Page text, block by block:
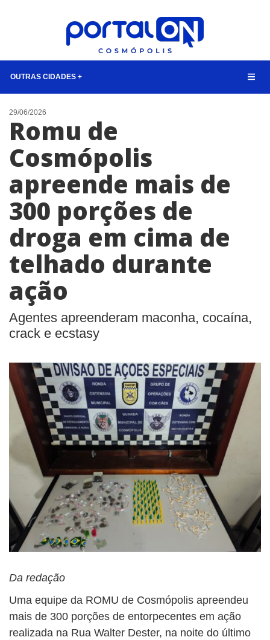
OUTRAS CIDADES +
NOTÍCIAS
LISTA DIGITAL
CONTATO
29/06/2026
Romu de
Cosmópolis
apreende mais de
300 porções de
droga em cima de
telhado durante
ação
Agentes apreenderam maconha, cocaína,
crack e ecstasy
Da redação
Uma equipe da ROMU de Cosmópolis apreendeu
mais de 300 porções de entorpecentes em ação
realizada na Rua Walter Dester, na noite do último